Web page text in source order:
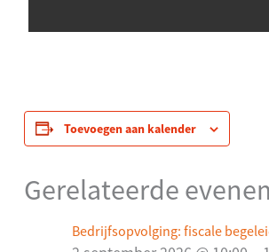
Toevoegen aan kalender
Gerelateerde
Bedrijfsopvolging: fiscale